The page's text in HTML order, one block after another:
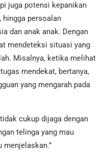
juga potensi kepanikan
persoalan
dan anak anak. Dengan
mendeteksi situasi yang
Misalnya, ketika melihat
mendekat, bertanya,
yang mengarah pada
cukup dijaga dengan
telinga yang mau
menjelaskan.”